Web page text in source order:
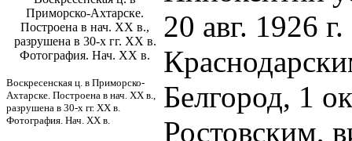
Приморско-Ахтарске.
Построена в нач. XX в.,
разрушена в 30-х гг. XX в.
Фотография. Нач. XX в.
Воскресенская ц. в Приморско-
Ахтарске. Построена в нач. XX в.,
разрушена в 30-х гг. XX в.
Фотография. Нач. XX в.
20 авг. 1926
Белгород, 1
Ростовским,